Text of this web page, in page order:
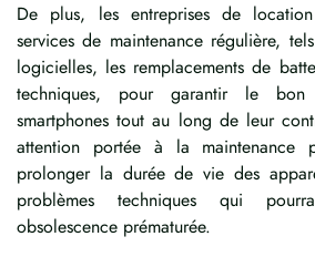
De plus, les entreprises de
services de maintenance régulière,
logicielles, les remplacements de
techniques, pour garantir le bon
smartphones tout au long de leur
attention portée à la maintenance
prolonger la durée de vie des
problèmes techniques qui
obsolescence prématurée.